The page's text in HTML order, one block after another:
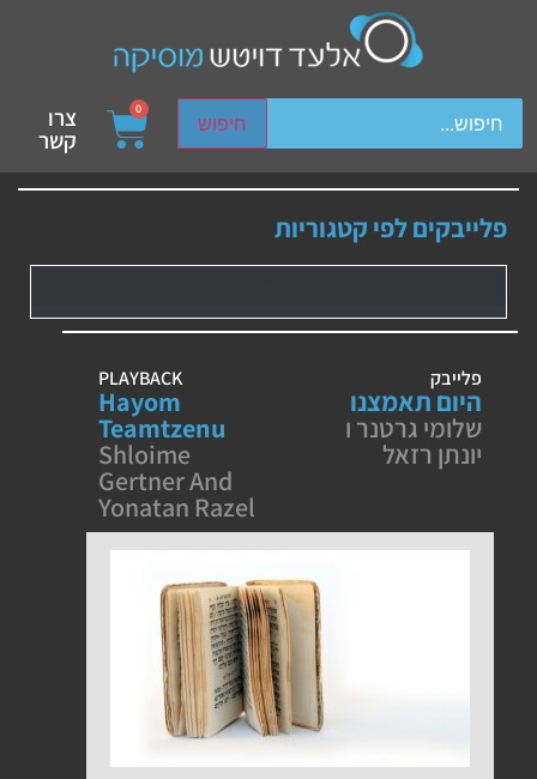
חיפוש
device users, explore by touch or with swipe gestures.
0 צרו
קשר
פלייבקים לפי קטגוריות
פלייבק
היום תאמצנו
שלומי גרטנר ו
יונתן רזאל
PLAYBACK
Hayom
Teamtzenu
Shloime
Gertner And
Yonatan Razel